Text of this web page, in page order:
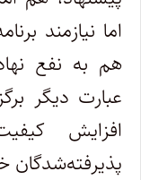
اما نیازمند
هم به نفع
عبارت دیگر
افزایش
پذیرفته‌شدگان